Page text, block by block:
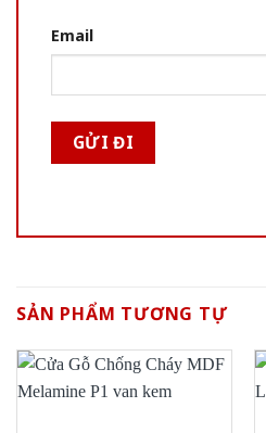
Email
SẢN PHẨM TƯƠNG TỰ